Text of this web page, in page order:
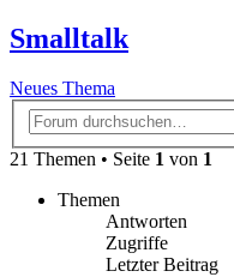
Smalltalk
Neues Thema
21 Themen • Seite 1 von 1
Themen
Antworten
Zugriffe
Letzter Beitrag